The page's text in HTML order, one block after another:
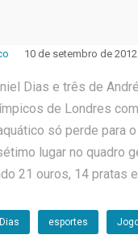
10 de setembro de 2012
Dias e três de
de Londres
só perde para
lugar no quadro
21 ouros, 14 pratas
esportes